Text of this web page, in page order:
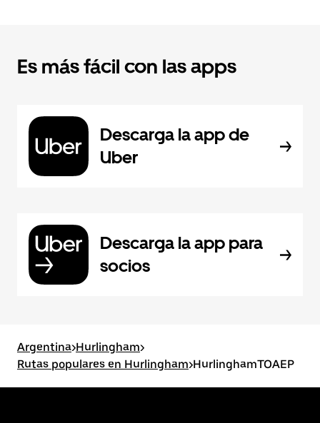
Es más fácil con las apps
Descarga la app de
Uber
Descarga la app para
socios
Argentina>Hurlingham>
Rutas populares en Hurlingham>HurlinghamTOAEP